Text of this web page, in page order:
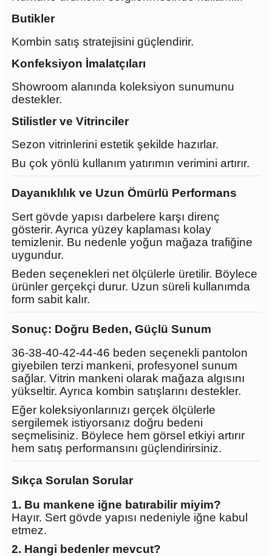
Butikler
Kombin satış stratejisini güçlendirir.
Konfeksiyon İmalatçıları
Showroom alanında koleksiyon sunumunu
destekler.
Stilistler ve Vitrinciler
Sezon vitrinlerini estetik şekilde hazırlar.
Bu çok yönlü kullanım yatırımın verimini artırır.
Dayanıklılık ve Uzun Ömürlü Performans
Sert gövde yapısı darbelere karşı direnç
gösterir. Ayrıca yüzey kaplaması kolay
temizlenir. Bu nedenle yoğun mağaza trafiğine
uygundur.
Beden seçenekleri net ölçülerle üretilir. Böylece
ürünler gerçekçi durur. Uzun süreli kullanımda
form sabit kalır.
Sonuç: Doğru Beden, Güçlü Sunum
36-38-40-42-44-46 beden seçenekli pantolon
giyebilen terzi mankeni, profesyonel sunum
sağlar. Vitrin mankeni olarak mağaza algısını
yükseltir. Ayrıca kombin satışlarını destekler.
Eğer koleksiyonlarınızı gerçek ölçülerle
sergilemek istiyorsanız doğru bedeni
seçmelisiniz. Böylece hem görsel etkiyi artırır
hem satış performansını güçlendirirsiniz.
Sıkça Sorulan Sorular
1. Bu mankene iğne batırabilir miyim?
Hayır. Sert gövde yapısı nedeniyle iğne kabul
etmez.
2. Hangi bedenler mevcut?